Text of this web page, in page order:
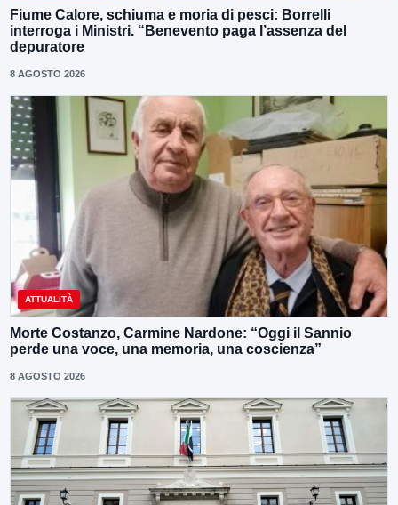
Fiume Calore, schiuma e moria di pesci: Borrelli
interroga i Ministri. “Benevento paga l’assenza del
depuratore
8 AGOSTO 2026
ATTUALITÀ
Morte Costanzo, Carmine Nardone: “Oggi il Sannio
perde una voce, una memoria, una coscienza”
8 AGOSTO 2026